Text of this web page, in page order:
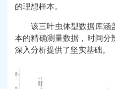
的理想样本。
该三叶虫体型数据库涵
本的精确测量数据，时间分
深入分析提供了坚实基础。